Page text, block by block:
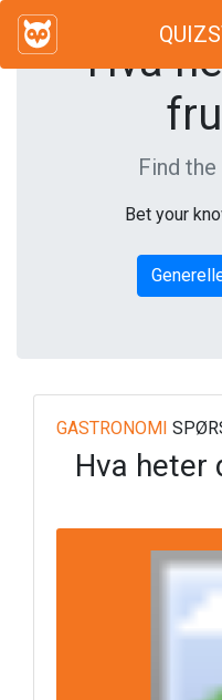
Hva
Find
Bet your
GASTRONOMI
Hva heter